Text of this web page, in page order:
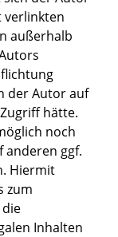
verlinkten
außerhalb
der Autor auf
hätte.
noch
anderen ggf.
Hiermit
zum
Inhalten